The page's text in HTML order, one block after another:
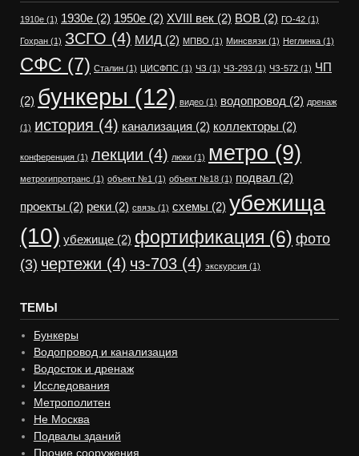
1910е (1) 1930е (2) 1950е (2) XVIII век (2) ВОВ (2) ГО-42 (1)
Гохран (1) ЗСГО (4) МИД (2) МПВО (1) Минсвязи (1) Неглинка (1)
СФС (7) Сталин (1) ЦИСФПС (1) ЧЗ (1) ЧЗ-293 (1) ЧЗ-572 (1) ЧП
(2) бункеры (12) видео (1) водопровод (2) дренаж
(1) история (4) канализация (2) коллекторы (2)
конференция (1) лекции (4) люки (1) метро (9)
метрогипротранс (1) объект №1 (1) объект №18 (1) подвал (2)
проекты (2) реки (2) связь (1) схемы (2) убежища
(10) убежище (2) фортификация (6) фото
(3) чертежи (4) чз-703 (4) экскурсия (1)
ТЕМЫ
Бункеры
Водопровод и канализация
Водосток и дренаж
Исследования
Метрополитен
Не Москва
Подвалы зданий
Прочие сооружения